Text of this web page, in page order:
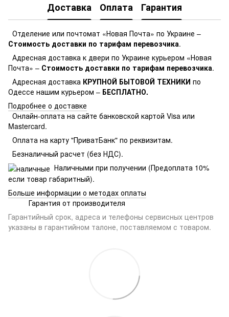
Доставка Оплата Гарантия
Отделение или почтомат «Новая Почта» по Украине –
Стоимость доставки по тарифам перевозчика.
Адресная доставка к двери по Украине курьером «Новая
Почта» – Стоимость доставки по тарифам перевозчика.
Адресная доставка КРУПНОЙ БЫТОВОЙ ТЕХНИКИ по
Одессе нашим курьером – БЕСПЛАТНО.
Подробнее о доставке
Онлайн-оплата на сайте банковской картой Visa или
Mastercard.
Оплата на карту "ПриватБанк" по реквизитам.
Безналичный расчет (без НДС).
Наличными при получении (Предоплата 10%
если товар габаритный).
Больше информации о методах оплаты
Гарантия от производителя
Гарантийный срок, адреса и телефоны сервисных центров
указаны в гарантийном талоне, поставляемом с товаром.